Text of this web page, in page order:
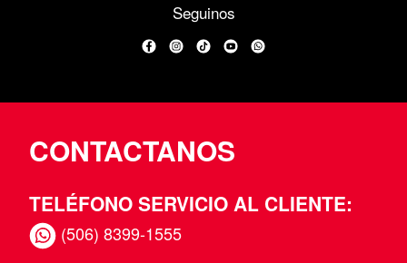
Seguinos
FacebookInstagram
TikTokYouTubeWhatsApp
CONTACTANOS
TELÉFONO SERVICIO AL CLIENTE:
(506) 8399-1555